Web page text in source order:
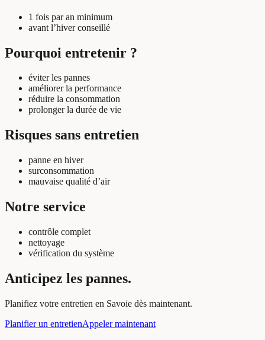
1 fois par an minimum
avant l’hiver conseillé
Pourquoi entretenir ?
éviter les pannes
améliorer la performance
réduire la consommation
prolonger la durée de vie
Risques sans entretien
panne en hiver
surconsommation
mauvaise qualité d’air
Notre service
contrôle complet
nettoyage
vérification du système
Anticipez les pannes.
Planifiez votre entretien en Savoie dès maintenant.
Planifier un entretienAppeler maintenant